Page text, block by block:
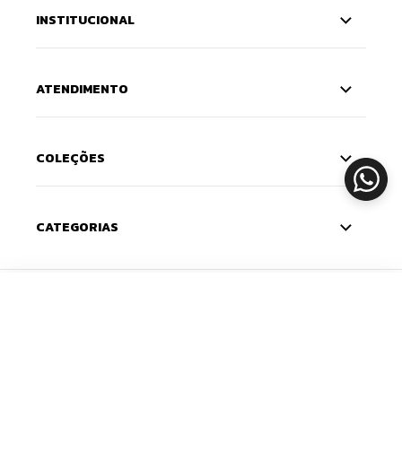
INSTITUCIONAL
ATENDIMENTO
COLEÇÕES
CATEGORIAS